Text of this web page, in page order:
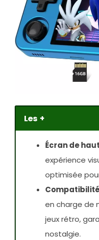
Les +
Écran de
expérience
optimisée
en charge de
jeux rétro,
nostalgie.